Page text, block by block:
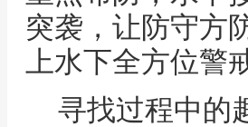
突袭，让防守方
上水下全方位警
寻找过程中的